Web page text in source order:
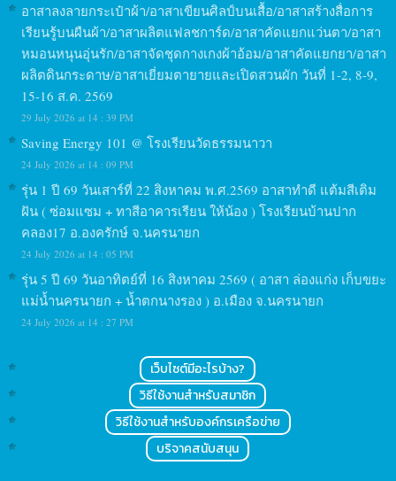
อาสาลงลายกระเป๋าผ้า/อาสาเขียนศิลป์บนเสื้อ/อาสาสร้างสื่อการ
เรียนรู้บนผืนผ้า/อาสาผลิตแฟลชการ์ด/อาสาคัดแยกแว่นตา/อาสา
หมอนหนุนอุ่นรัก/อาสาจัดชุดกางเกงผ้าอ้อม/อาสาคัดแยกยา/อาสา
ผลิตดินกระดาษ/อาสาเยี่ยมตายายและเปิดสวนผัก วันที่ 1-2, 8-9,
15-16 ส.ค. 2569
29 July 2026 at 14 : 39 PM
Saving Energy 101 @ โรงเรียนวัดธรรมนาวา
24 July 2026 at 14 : 09 PM
รุ่น 1 ปี 69 วันเสาร์ที่ 22 สิงหาคม พ.ศ.2569 อาสาทำดี แต้มสีเติม
ฝัน ( ซ่อมแซม + ทาสีอาคารเรียน ให้น้อง ) โรงเรียนบ้านปาก
คลอง17 อ.องครักษ์ จ.นครนายก
24 July 2026 at 14 : 05 PM
รุ่น 5 ปี 69 วันอาทิตย์ที่ 16 สิงหาคม 2569 ( อาสา ล่องแก่ง เก็บขยะ
แม่น้ำนครนายก + น้ำตกนางรอง ) อ.เมือง จ.นครนายก
24 July 2026 at 14 : 27 PM
เว็บไซต์มีอะไรบ้าง?
วิธีใช้งานสำหรับสมาชิก
วิธีใช้งานสำหรับองค์กรเครือข่าย
บริจาคสนับสนุน